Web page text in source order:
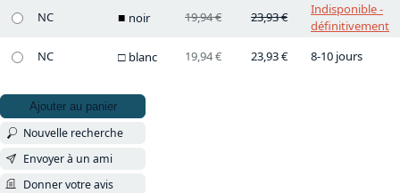
NC noir 19,94 € 23,93 €
Indisponible -
définitivement
NC
blanc 19,94 € 23,93 € 8-10 jours
Ajouter au panier
Nouvelle recherche
Envoyer à un ami
Donner votre avis